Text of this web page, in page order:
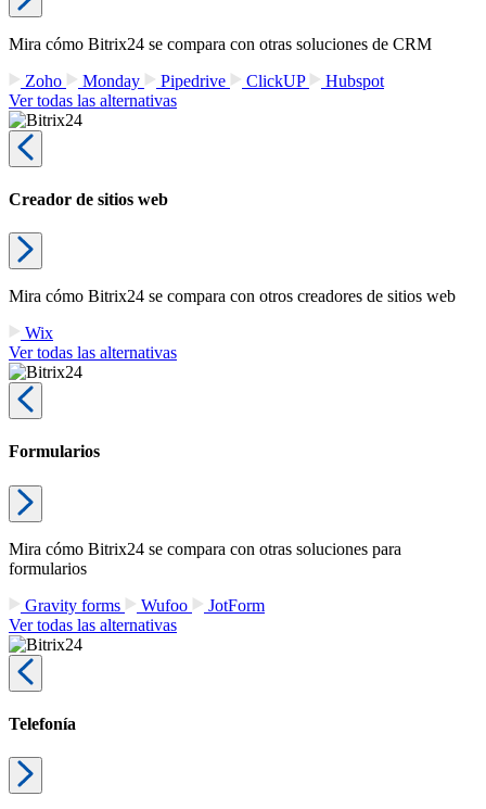
Mira cómo Bitrix24 se compara con otras soluciones de CRM
Zoho
Monday Pipedrive ClickUP
Hubspot
Ver todas las alternativas
Creador de sitios web
Mira cómo Bitrix24 se compara con otros creadores de sitios web
Wix
Ver todas las alternativas
Formularios
Mira cómo Bitrix24 se compara con otras soluciones para
formularios
Gravity forms
Wufoo
JotForm
Ver todas las alternativas
Telefonía